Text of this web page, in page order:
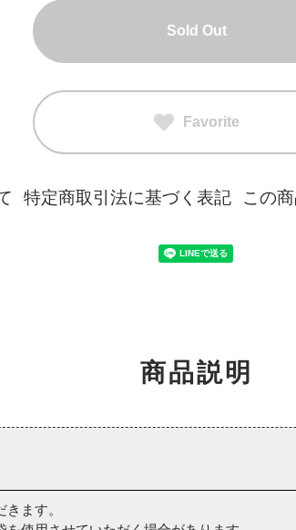
Sold Out
Favorite
特定商取引法に基づく表記 この
商品説明
ます。